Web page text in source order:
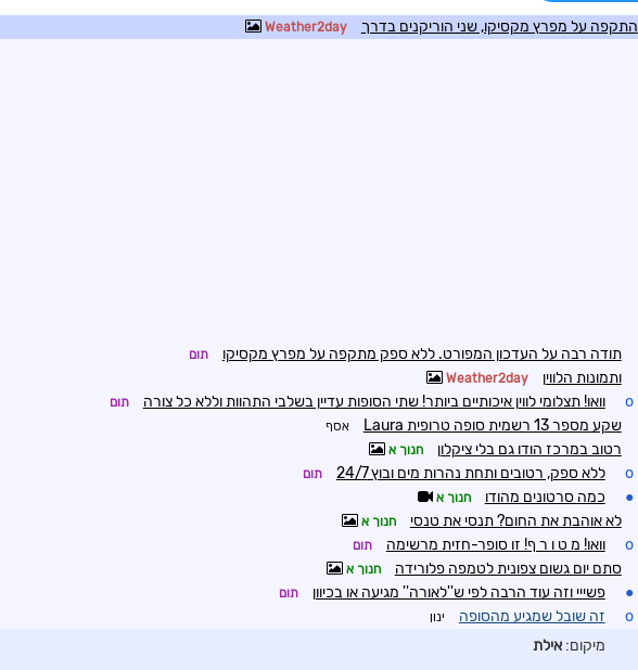
התקפה על מפרץ מקסיקו, שני הוריקנים בדרך Weather2day
תודה רבה על העדכון המפורט. ללא ספק מתקפה על מפרץ מקסיקו תום
ותמונות הלווין Weather2day
o וואו! תצלומי לווין איכותיים ביותר! שתי הסופות עדיין בשלבי התהוות וללא כל צורה תום
שקע מספר 13 רשמית סופה טרופית Laura אסף
רטוב במרכז הודו גם בלי ציקלון חנוך א
o ללא ספק, רטובים ותחת נהרות מים ובוץ 24/7 תום
● כמה סרטונים מהודו חנוך א
לא אוהבת את החום? תנסי את טנסי חנוך א
o וואו! מ ט ו ר ף! זו סופר-חזית מרשימה תום
סתם יום גשום צפונית לטמפה פלורידה חנוך א
● פשייי וזה עוד הרבה לפי ש''לאורה'' מגיעה או בכיוון תום
o זה שובל שמגיע מהסופה ינון
מיקום:אילת